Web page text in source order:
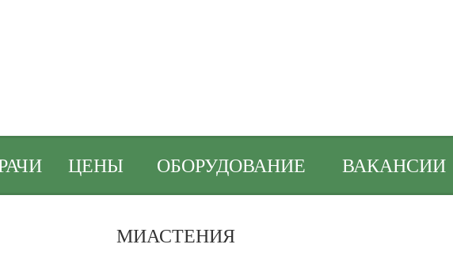
ЦЕНЫ ОБОРУДОВАНИЕ ВАКАНСИИ
МИАСТЕНИЯ